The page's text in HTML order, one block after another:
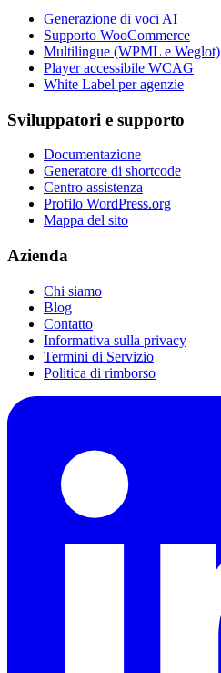
Generazione di voci AI
Supporto WooCommerce
Multilingue (WPML e Weglot)
Player accessibile WCAG
White Label per agenzie
Sviluppatori e supporto
Documentazione
Generatore di shortcode
Centro assistenza
Profilo WordPress.org
Mappa del sito
Azienda
Chi siamo
Blog
Contatto
Informativa sulla privacy
Termini di Servizio
Politica di rimborso